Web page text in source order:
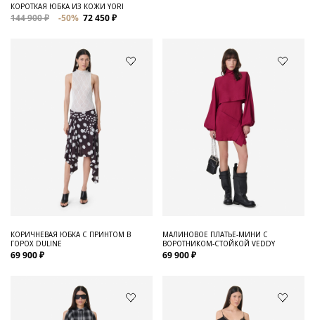
КОРОТКАЯ ЮБКА ИЗ КОЖИ YORI
144 900 ₽ -50% 72 450 ₽
КОРИЧНЕВАЯ ЮБКА С ПРИНТОМ В
ГОРОХ DULINE
69 900 ₽
МАЛИНОВОЕ ПЛАТЬЕ-МИНИ С
ВОРОТНИКОМ-СТОЙКОЙ VEDDY
69 900 ₽